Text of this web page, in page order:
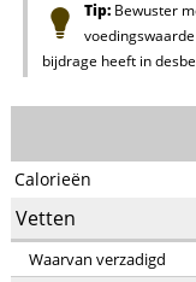
Tip:Bewuster
bijdrage heeft in
Calorieën
Vetten
Waarvan verzadigd